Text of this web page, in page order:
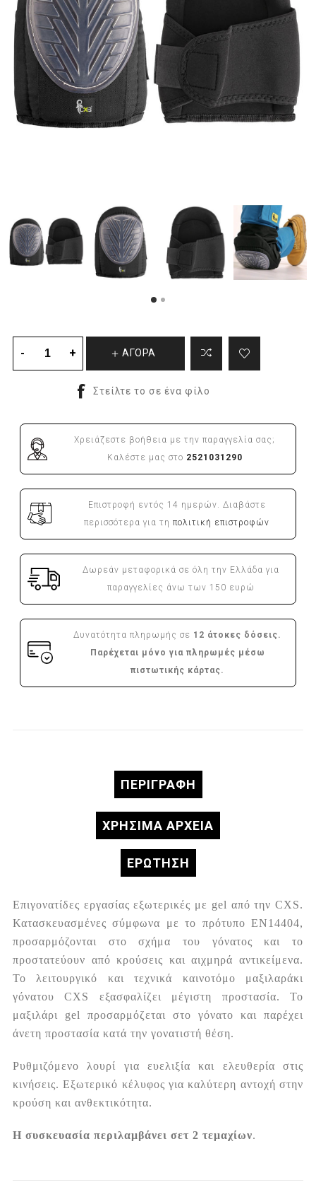
ΑΓΟΡΑ
Χρειάζεστε βοήθεια με την παραγγελία σας;
Καλέστε μας στο 2521031290
Επιστροφή εντός 14 ημερών. Διαβάστε
περισσότερα για τηπολιτική επιστροφών
Δωρεάν μεταφορικά σε όλη την Ελλάδα για
παραγγελίες άνω των 150 ευρώ
Δυνατότητα πληρωμής σε 12 άτοκες δόσεις.
Παρέχεται μόνο για πληρωμές μέσω
πιστωτικής κάρτας.
ΠΕΡΙΓΡΑΦΉ
ΧΡΗΣΙΜΑ ΑΡΧΕΙΑ
ΕΡΏΤΗΣΗ
Επιγονατίδες εργασίας εξωτερικές με gel από την CXS.
Κατασκευασμένες σύμφωνα με το πρότυπο EN14404,
προσαρμόζονται στο σχήμα του γόνατος και το
προστατεύουν από κρούσεις και αιχμηρά αντικείμενα.
Το λειτουργικό και τεχνικά καινοτόμο μαξιλαράκι
γόνατου CXS εξασφαλίζει μέγιστη προστασία. Το
μαξιλάρι gel προσαρμόζεται στο γόνατο και παρέχει
άνετη προστασία κατά την γονατιστή θέση.
Ρυθμιζόμενο λουρί για ευελιξία και ελευθερία στις
κινήσεις. Εξωτερικό κέλυφος για καλύτερη αντοχή στην
κρούση και ανθεκτικότητα.
Η συσκευασία περιλαμβάνει σετ 2 τεμαχίων.